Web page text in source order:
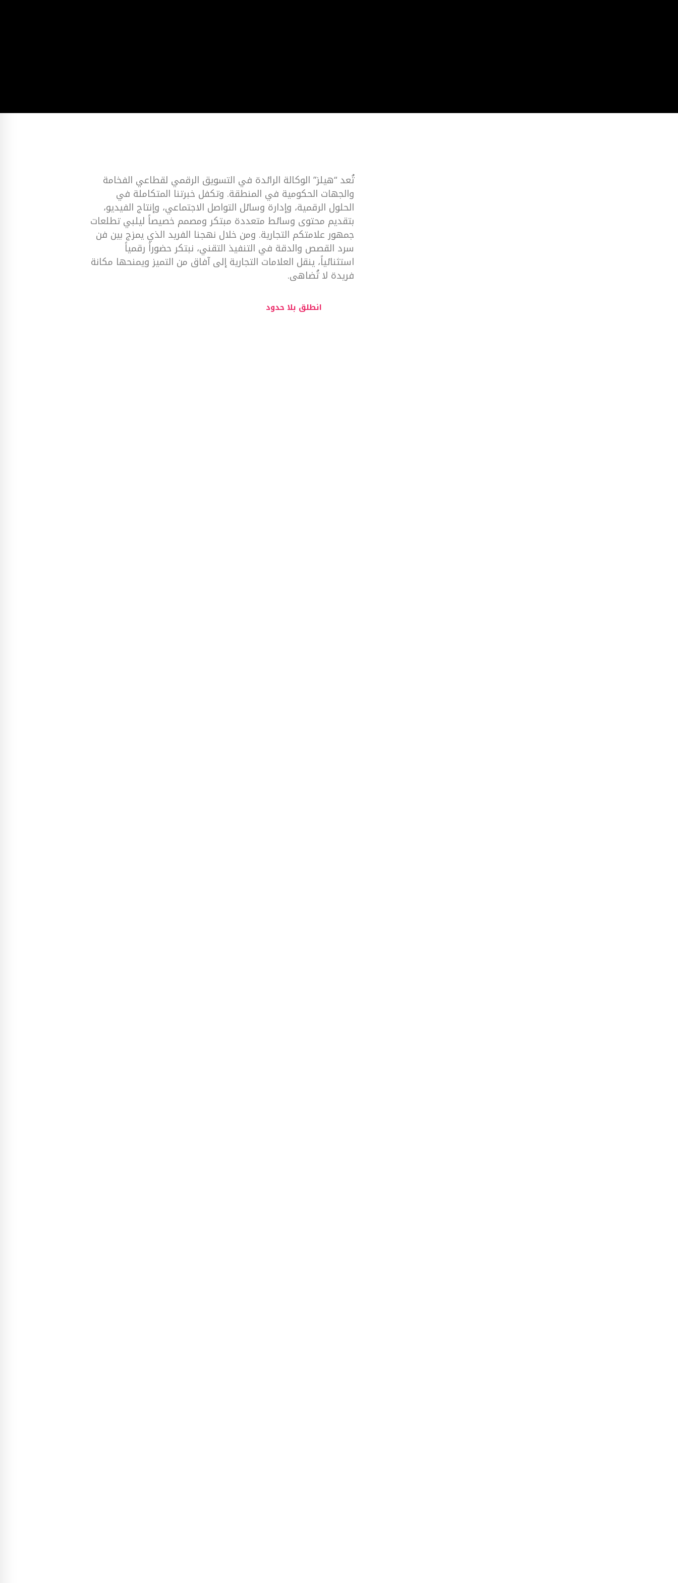
تُعد “هيلز” الوكالة الرائدة في التسويق الرقمي لقطاعي الفخامة
والجهات الحكومية في المنطقة. وتكفل خبرتنا المتكاملة في
الحلول الرقمية، وإدارة وسائل التواصل الاجتماعي، وإنتاج الفيديو،
بتقديم محتوى وسائط متعددة مبتكر ومصمم خصيصاً ليلبي تطلعات
جمهور علامتكم التجارية. ومن خلال نهجنا الفريد الذي يمزج بين فن
سرد القصص والدقة في التنفيذ التقني، نبتكر حضوراً رقمياً
استثنائياً، ينقل العلامات التجارية إلى آفاق من التميز ويمنحها مكانة
فريدة لا تُضاهى.
انطلق بلا حدود